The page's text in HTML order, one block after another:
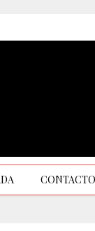
CONTACTO